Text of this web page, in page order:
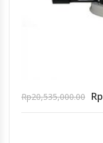
Rp20,535,000.00 Rp